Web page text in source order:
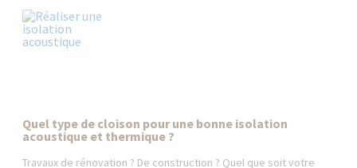
Quel type de cloison pour une bonne isolation
acoustique et thermique ?
Travaux de rénovation ? De construction ? Quel que soit votre